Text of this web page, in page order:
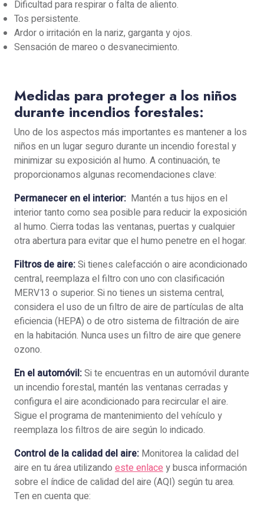
Dificultad para respirar o falta de aliento.
Tos persistente.
Ardor o irritación en la nariz, garganta y ojos.
Sensación de mareo o desvanecimiento.
Medidas para proteger a los niños
durante incendios forestales:
Uno de los aspectos más importantes es mantener a los
niños en un lugar seguro durante un incendio forestal y
minimizar su exposición al humo. A continuación, te
proporcionamos algunas recomendaciones clave:
Permanecer en el interior: Mantén a tus hijos en el
interior tanto como sea posible para reducir la exposición
al humo. Cierra todas las ventanas, puertas y cualquier
otra abertura para evitar que el humo penetre en el hogar.
Filtros de aire:Si tienes calefacción o aire acondicionado
central, reemplaza el filtro con uno con clasificación
MERV13 o superior. Si no tienes un sistema central,
considera el uso de un filtro de aire de partículas de alta
eficiencia (HEPA) o de otro sistema de filtración de aire
en la habitación. Nunca uses un filtro de aire que genere
ozono.
En el automóvil:Si te encuentras en un automóvil durante
un incendio forestal, mantén las ventanas cerradas y
configura el aire acondicionado para recircular el aire.
Sigue el programa de mantenimiento del vehículo y
reemplaza los filtros de aire según lo indicado.
Control de la calidad del aire: Monitorea la calidad del
aire en tu área utilizando este enlacey busca información
sobre el índice de calidad del aire (AQI) según tu area.
Ten en cuenta que: